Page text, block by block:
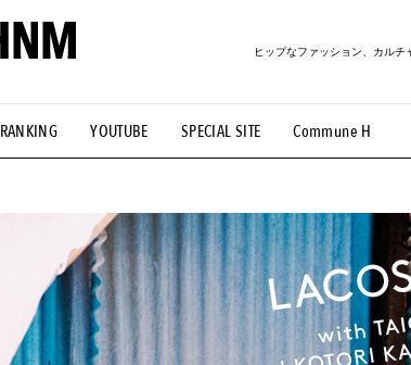
RANKING YOUTUBE SPECIAL SITE Commune H
ヒップなファッション、カルチ
#マイナーグッド図鑑 #路地裏てぃーん。 #MONTHLY